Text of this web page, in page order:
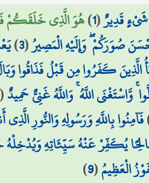
قَدِيرٌ(
1
)هُوَ الَّذِي خَلَقَكُمْ
صُوَرَكُمْ ۖ وَإِلَيْهِ الْمَصِيرُ(
3
)
الَّذِينَ كَفَرُوا مِن قَبْلُ فَذَاقُوا
وَّاسْتَغْنَى اللَّهُ ۚ وَاللَّهُ غَنِيٌّ حَمِيدٌ(
فَآمِنُوا بِاللَّهِ وَرَسُولِهِ وَالنُّورِ
يُكَفِّرْ عَنْهُ سَيِّئَاتِهِ وَيُدْخِلْهُ
الْعَظِيمُ(
9
)